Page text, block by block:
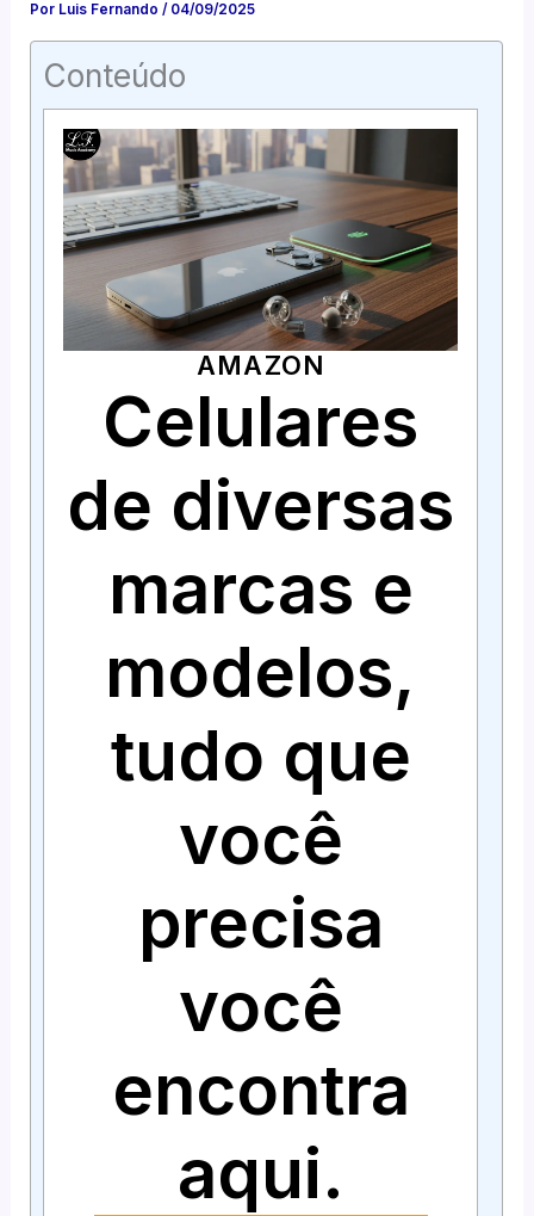
Por Luis Fernando/ 04/09/2025
Conteúdo
AMAZON
Celulares
de diversas
marcas e
modelos,
tudo que
você
precisa
você
encontra
aqui.